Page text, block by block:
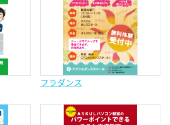
フラダンス